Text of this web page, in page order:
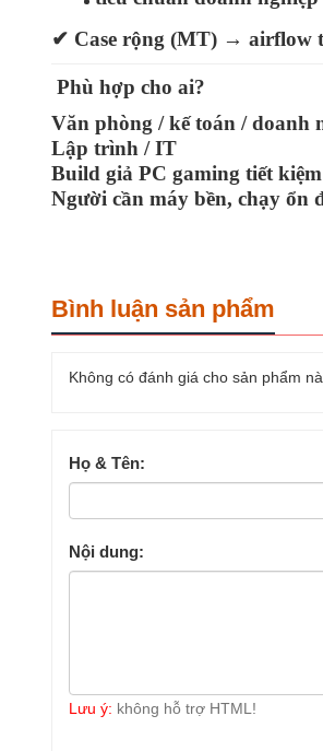
✔ Case rộng (MT) → airflow
Phù hợp cho ai?
Văn phòng / kế toán / doanh
Lập trình / IT
Build giả PC gaming tiết
Người cần máy bền, chạy ổn
Bình luận sản phẩm
Không có đánh giá cho sản phẩm
Họ & Tên:
Nội dung:
Lưu ý: không hỗ trợ HTML!